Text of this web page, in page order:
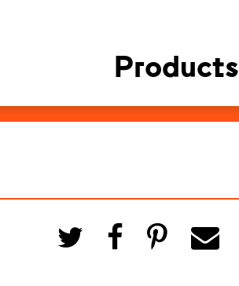
Products